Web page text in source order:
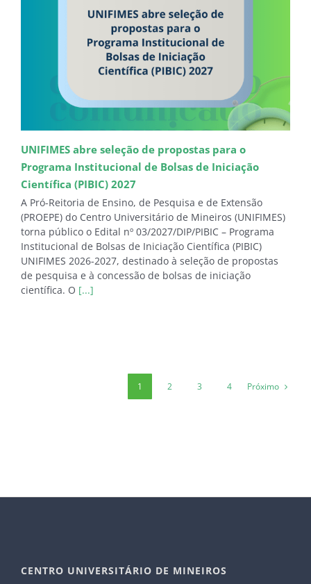
UNIFIMES abre seleção de propostas para o
Programa Institucional de Bolsas de Iniciação
Científica (PIBIC) 2027
A Pró-Reitoria de Ensino, de Pesquisa e de Extensão
(PROEPE) do Centro Universitário de Mineiros (UNIFIMES)
torna público o Edital nº 03/2027/DIP/PIBIC – Programa
Institucional de Bolsas de Iniciação Científica (PIBIC)
UNIFIMES 2026-2027, destinado à seleção de propostas
de pesquisa e à concessão de bolsas de iniciação
científica. O [...]
1 2 3 4 Próximo
CENTRO UNIVERSITÁRIO DE MINEIROS